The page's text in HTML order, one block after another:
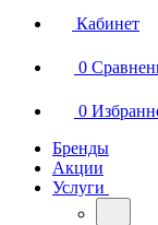
Кабинет
0
0
Бренды
Акции
Услуги